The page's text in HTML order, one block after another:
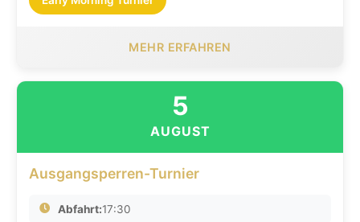
MEHR ERFAHREN
5
AUGUST
Ausgangsperren-Turnier
Abfahrt:17:30